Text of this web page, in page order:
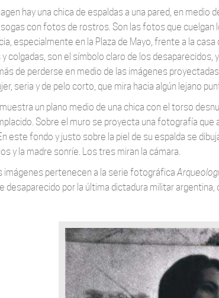
hay una chica de espaldas a una pared, en
sogas con fotos de rostros. Son las fotos que
especialmente en la Plaza de Mayo, frente a la
y colgadas, son el símbolo claro de los
de perderse en medio de las imágenes
seria y de pelo corto, que mira hacia algún lejano
un plano medio de una chica con el torso
Sobre el muro se proyecta una fotografía que
este fondo y justo sobre la piel de su espalda se
y la madre sonríe. Los tres miran la cámara.
imágenes pertenecen a la serie fotográfica
desaparecido por la última dictadura militar argentina,